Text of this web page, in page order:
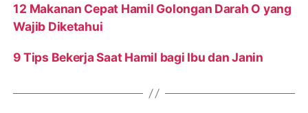
12 Makanan Cepat Hamil Golongan Darah O yang
Wajib Diketahui
9 Tips Bekerja Saat Hamil bagi Ibu dan Janin